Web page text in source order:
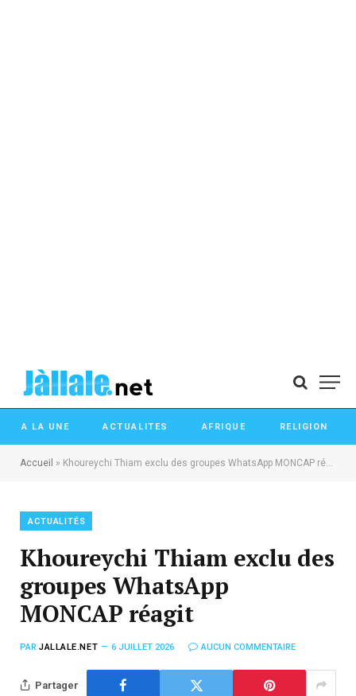
A LA UNE ACTUALITES AFRIQUE RELIGION
Accueil » Khoureychi Thiam exclu des groupes WhatsApp MONCAP réagit
ACTUALITÉS
Khoureychi Thiam exclu des
groupes WhatsApp
MONCAP réagit
PAR JALLALE.NET 6 JUILLET 2026 AUCUN COMMENTAIRE
Partager